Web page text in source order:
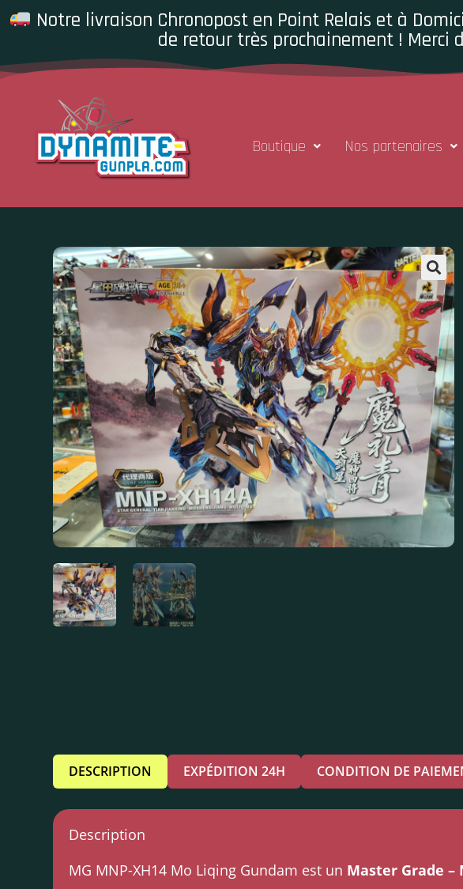
Notre livraison Chronopost en Point Relais et à
de retour très prochainement ! Merci
Boutique Nos partenaires
DESCRIPTION EXPÉDITION 24H CONDITION DE
Description
MG MNP-XH14 Mo Liqing Gundam est un Master Grade –